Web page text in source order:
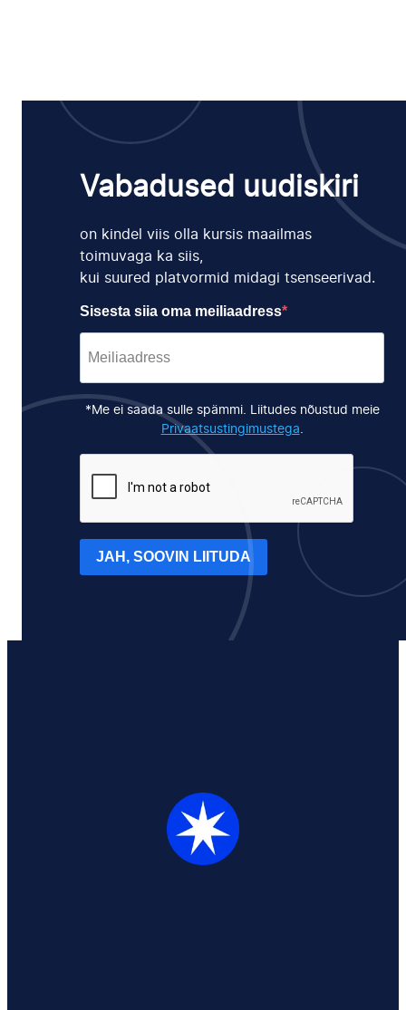
Vabadused uudiskiri
on kindel viis olla kursis maailmas
toimuvaga ka siis,
kui suured platvormid midagi tsenseerivad.
Sisesta siia oma meiliaadress
*Me ei saada sulle spämmi. Liitudes nõustud meie
Privaatsustingimustega.
JAH, SOOVIN LIITUDA